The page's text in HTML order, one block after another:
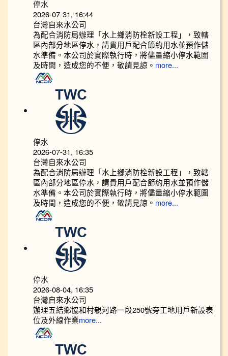
停水
2026-07-31, 16:44
台灣自來水公司
為配合消防局辦理「水上鄉消防栓新設工程」，致轄
區內部分地區停水，請貴用戶配合節約用水並預作儲
水準備。本公司於實際執行時，將儘量縮小停水範圍
及時間，造成您的不便，敬請見諒。 more...
停水
2026-07-31, 16:35
台灣自來水公司
為配合消防局辦理「水上鄉消防栓新設工程」，致轄
區內部分地區停水，請貴用戶配合節約用水並預作儲
水準備。本公司於實際執行時，將儘量縮小停水範圍
及時間，造成您的不便，敬請見諒。 more...
停水
2026-08-04, 16:35
台灣自來水公司
辦理五結鄉協和村親河路一段250號旁工地用戶新設表
位及外線作業more...